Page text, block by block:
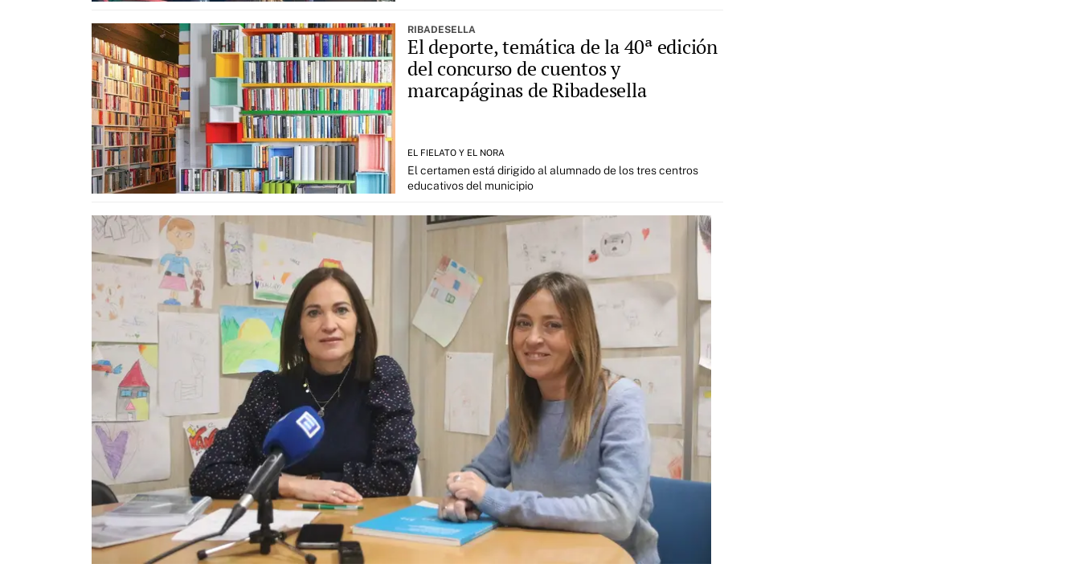
RIBADESELLA
El deporte, temática de la 40ª edición
del concurso de cuentos y
marcapáginas de Ribadesella
EL FIELATO Y EL NORA
El certamen está dirigido al alumnado de los tres centros
educativos del municipio